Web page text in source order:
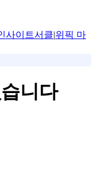
사이트서클|위픽 마
니다